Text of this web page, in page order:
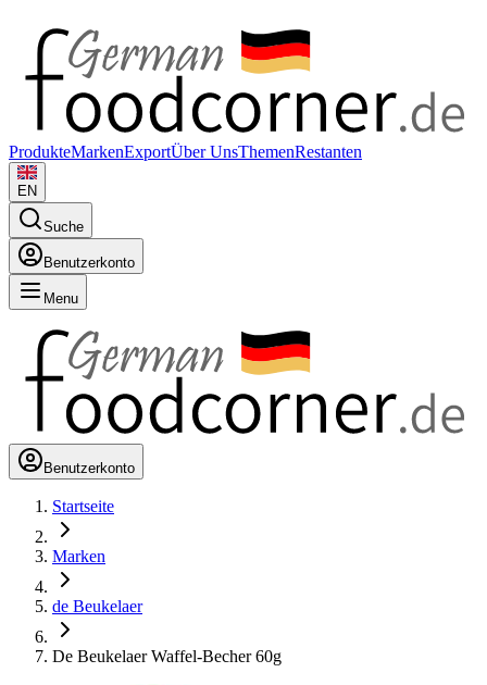
ProdukteMarkenExportÜber UnsThemenRestanten
EN
Suche
Benutzerkonto
Menu
Benutzerkonto
Startseite
Marken
de Beukelaer
De Beukelaer Waffel-Becher 60g